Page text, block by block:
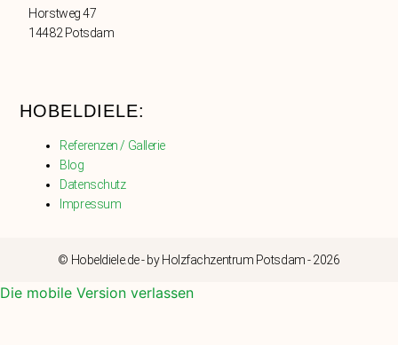
Horstweg 47
14482 Potsdam
HOBELDIELE:
Referenzen / Gallerie
Blog
Datenschutz
Impressum
© Hobeldiele.de - by Holzfachzentrum Potsdam - 2026
Die mobile Version verlassen